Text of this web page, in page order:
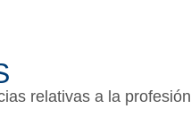
relativas a la profesión